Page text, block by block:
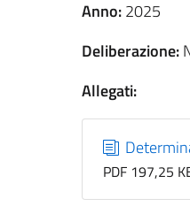
Anno:2025
Deliberazione:
Allegati:
PDF 197,25